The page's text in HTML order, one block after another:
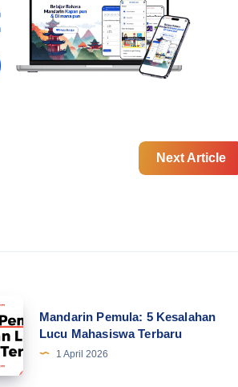
Next Article
Mandarin Pemula: 5 Kesalahan
Lucu Mahasiswa Terbaru
1 April 2026